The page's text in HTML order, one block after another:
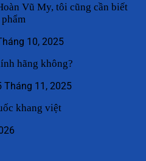
Vũ My, tôi cũng cần biết
10, 2025
hãng không?
Tháng 11, 2025
khang việt